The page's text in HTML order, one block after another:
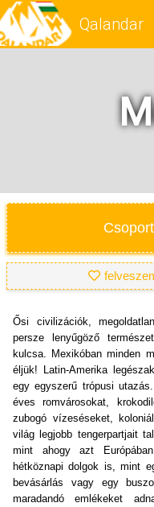
Qalandar
Ősi civilizációk,
persze lenyűgöző
kulcsa. Mexikóban minden
éljük! Latin-Amerika
egy egyszerű trópusi
éves romvárosokat,
zubogó vízeséseket,
világ legjobb tengerpartjait
mint ahogy azt
hétköznapi dolgok is, mint
bevásárlás vagy egy
maradandó emlékeket